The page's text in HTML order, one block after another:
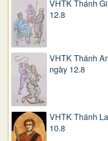
VHTK Thánh
12.8
VHTK Thánh
ngày 12.8
VHTK Thánh
10.8